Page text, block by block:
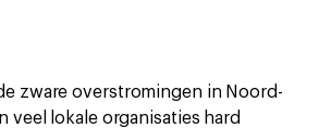
zware overstromingen in Noord-
veel lokale organisaties hard